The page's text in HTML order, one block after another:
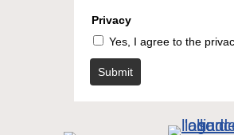
Privacy
Yes, I agree to the
Submit